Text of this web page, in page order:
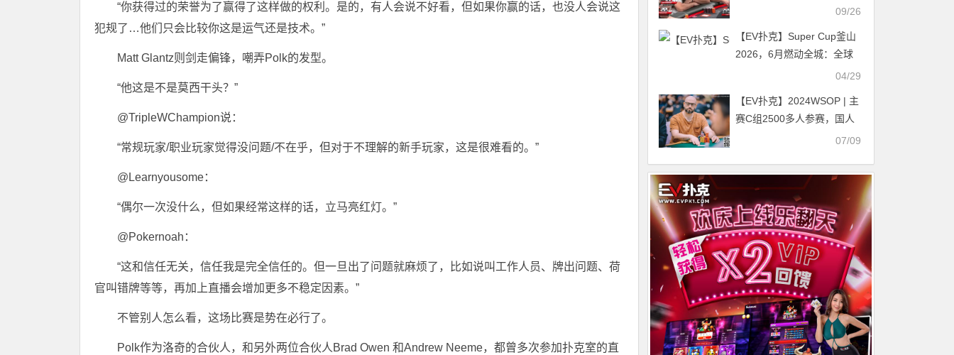
“你获得过的荣誉为了赢得了这样做的权利。是的，有人会说不好看，但如果你赢的话，也没人会说这
犯规了…他们只会比较你这是运气还是技术。”
Matt Glantz则剑走偏锋，嘲弄Polk的发型。
“他这是不是莫西干头？”
@TripleWChampion说：
“常规玩家/职业玩家觉得没问题/不在乎，但对于不理解的新手玩家，这是很难看的。”
@Learnyousome：
“偶尔一次没什么，但如果经常这样的话，立马亮红灯。”
@Pokernoah：
“这和信任无关，信任我是完全信任的。但一旦出了问题就麻烦了，比如说叫工作人员、牌出问题、荷
官叫错牌等等，再加上直播会增加更多不稳定因素。”
不管别人怎么看，这场比赛是势在必行了。
Polk作为洛奇的合伙人，和另外两位合伙人Brad Owen 和Andrew Neeme，都曾多次参加扑克室的直
09/26
【EV扑克】Super Cup釜山
2026，6月燃动全城：全球
04/29
【EV扑克】2024WSOP | 主
赛C组2500多人参赛，国人
Yu Yuan、杜悦、周全晋
赛获第25名
07/09